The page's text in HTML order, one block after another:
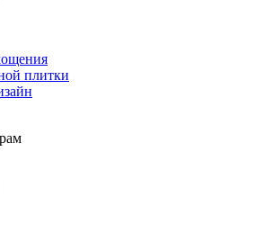
плитки